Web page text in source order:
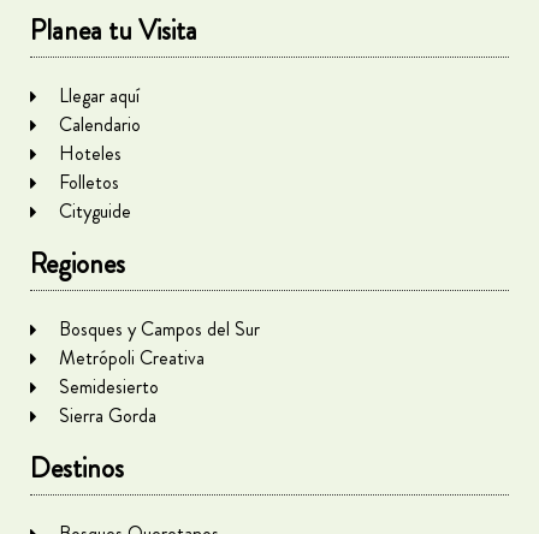
Planea tu Visita
Llegar aquí
Calendario
Hoteles
Folletos
Cityguide
Regiones
Bosques y Campos del Sur
Metrópoli Creativa
Semidesierto
Sierra Gorda
Destinos